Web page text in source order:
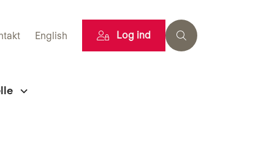
English Log ind